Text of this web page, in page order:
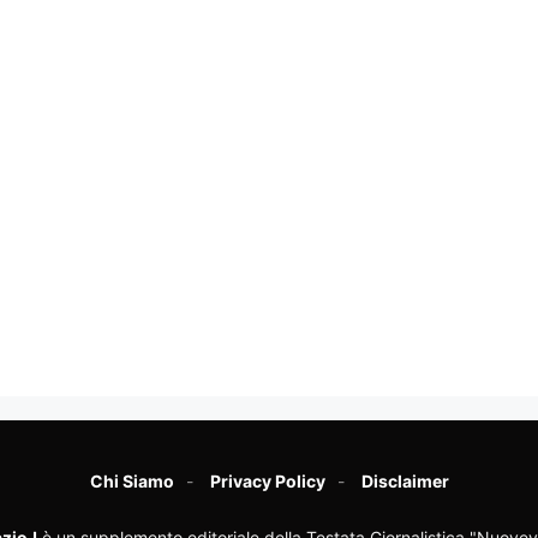
Chi Siamo Privacy Policy Disclaimer